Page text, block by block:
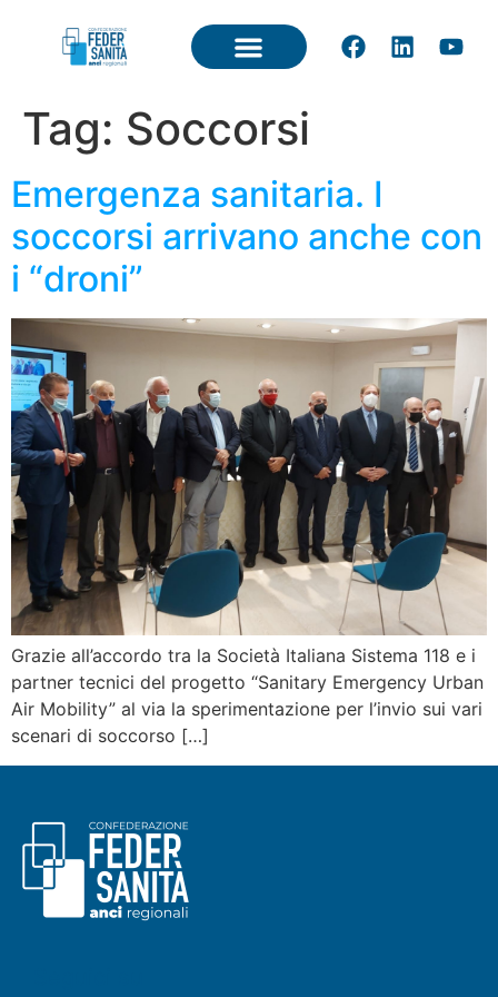
Tag: Soccorsi
Emergenza sanitaria. I
soccorsi arrivano anche con
i “droni”
Grazie all’accordo tra la Società Italiana Sistema 118 e i
partner tecnici del progetto “Sanitary Emergency Urban
Air Mobility” al via la sperimentazione per l’invio sui vari
scenari di soccorso […]